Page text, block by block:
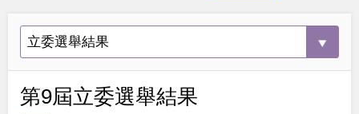
第9屆立委選舉結果